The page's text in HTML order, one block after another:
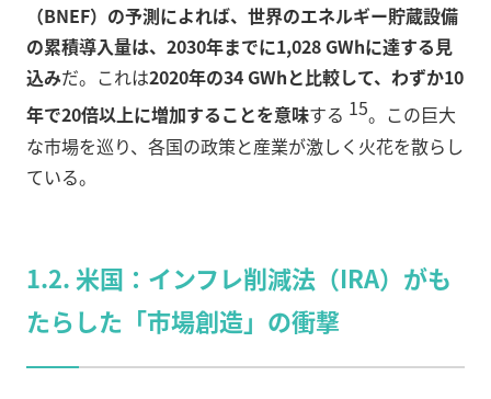
（BNEF）の予測によれば、世界のエネルギー貯蔵設備
の累積導入量は、2030年までに1,028 GWhに達する見
込みだ。これは2020年の34 GWhと比較して、わずか10
年で20倍以上に増加することを意味する 15。この巨大
な市場を巡り、各国の政策と産業が激しく火花を散らし
ている。
1.2. 米国：インフレ削減法（IRA）がも
たらした「市場創造」の衝撃